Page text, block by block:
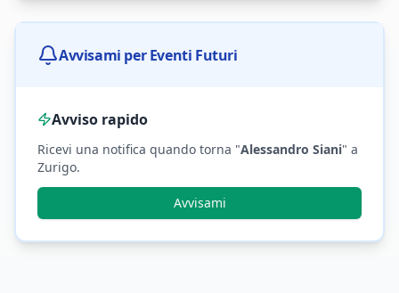
Avvisami per Eventi Futuri
Avviso rapido
Ricevi una notifica quando torna "Alessandro Siani" a
Zurigo.
Avvisami